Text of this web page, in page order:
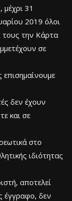
31
2019 όλοι
τους την Κάρτα
σε
επισημαίνουμε
δεν έχουν
και σε
στο
ιδιότητας
αποτελεί
έγγραφο, δεν